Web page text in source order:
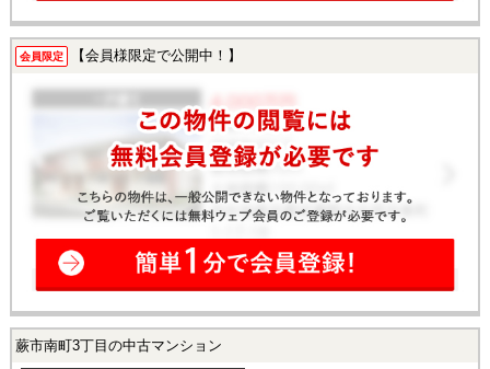
会員限定 【会員様限定で公開中！】
蕨市南町3丁目の中古マンション